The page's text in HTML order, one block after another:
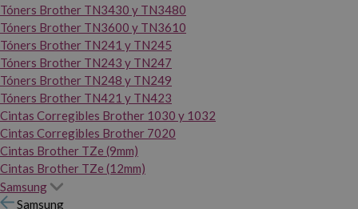
Tóners Brother TN3430 y TN3480
Tóners Brother TN3600 y TN3610
Tóners Brother TN241 y TN245
Tóners Brother TN243 y TN247
Tóners Brother TN248 y TN249
Tóners Brother TN421 y TN423
Cintas Corregibles Brother 1030 y 1032
Cintas Corregibles Brother 7020
Cintas Brother TZe (9mm)
Cintas Brother TZe (12mm)
Samsung
Samsung